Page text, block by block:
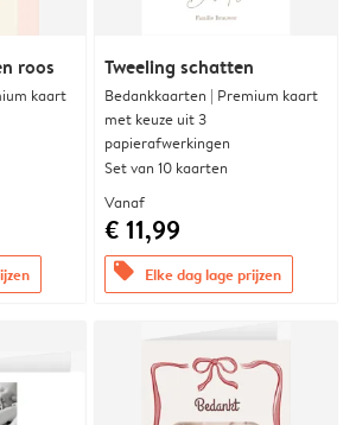
roos
kaart
Tweeling schatten
Bedankkaarten | Premium kaart
met keuze uit 3
papierafwerkingen
Set van 10 kaarten
Vanaf
€ 11,99
offers Elke dag lage prijzen